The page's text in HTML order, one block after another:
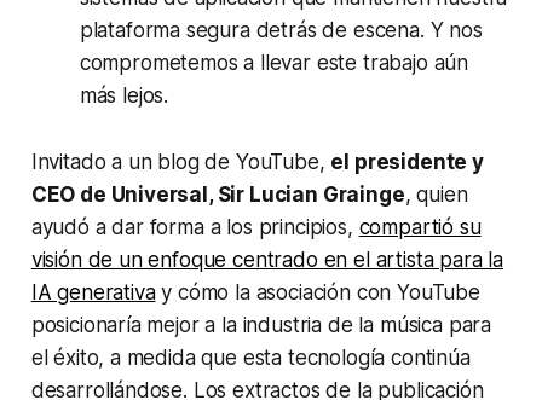
plataforma segura detrás de escena. Y nos
comprometemos a llevar este trabajo aún
más lejos.
Invitado a un blog de YouTube, el presidente y
CEO de Universal, Sir Lucian Grainge, quien
ayudó a dar forma a los principios, compartió su
visión de un enfoque centrado en el artista para la
IA generativay cómo la asociación con YouTube
posicionaría mejor a la industria de la música para
el éxito, a medida que esta tecnología continúa
desarrollándose. Los extractos de la publicación